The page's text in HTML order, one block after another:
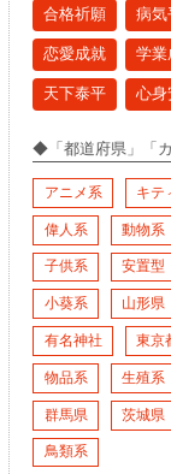
合格祈願 病気
恋愛成就 学業
天下泰平 心身
◆「都道府県」「
アニメ系 キテ
偉人系 動物系
子供系 安置型
小葵系 山形県
有名神社 東京
物品系 生殖系
群馬県 茨城県
鳥類系